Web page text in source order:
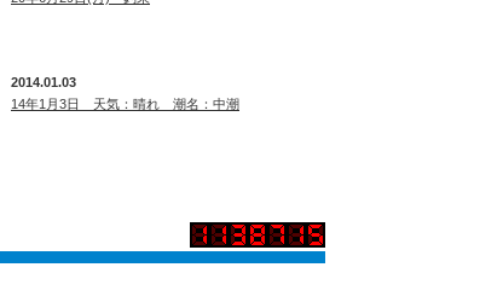
2014.01.03
14年1月3日 天気：晴れ 潮名：中潮